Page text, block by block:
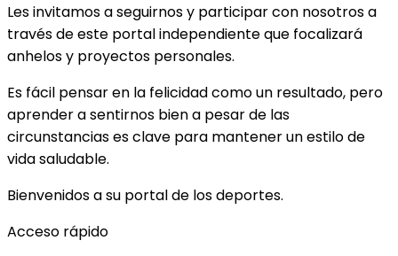
Les invitamos a seguirnos y participar con nosotros a
través de este portal independiente que focalizará
anhelos y proyectos personales.
Es fácil pensar en la felicidad como un resultado, pero
aprender a sentirnos bien a pesar de las
circunstancias es clave para mantener un estilo de
vida saludable.
Bienvenidos a su portal de los deportes.
Acceso rápido